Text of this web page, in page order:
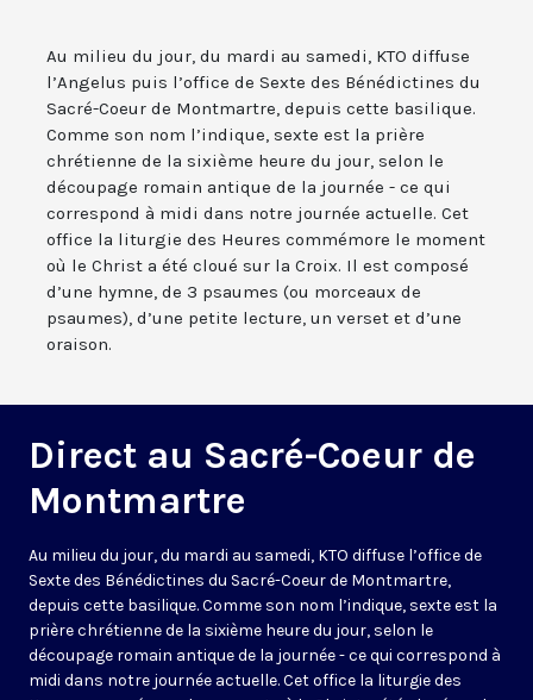
Au milieu du jour, du mardi au samedi, KTO diffuse
l’Angelus puis l’office de Sexte des Bénédictines du
Sacré-Coeur de Montmartre, depuis cette basilique.
Comme son nom l’indique, sexte est la prière
chrétienne de la sixième heure du jour, selon le
découpage romain antique de la journée - ce qui
correspond à midi dans notre journée actuelle. Cet
office la liturgie des Heures commémore le moment
où le Christ a été cloué sur la Croix. Il est composé
d’une hymne, de 3 psaumes (ou morceaux de
psaumes), d’une petite lecture, un verset et d’une
oraison.
Direct au Sacré-Coeur de
Montmartre
Au milieu du jour, du mardi au samedi, KTO diffuse l’office de
Sexte des Bénédictines du Sacré-Coeur de Montmartre,
depuis cette basilique. Comme son nom l’indique, sexte est la
prière chrétienne de la sixième heure du jour, selon le
découpage romain antique de la journée - ce qui correspond à
midi dans notre journée actuelle. Cet office la liturgie des